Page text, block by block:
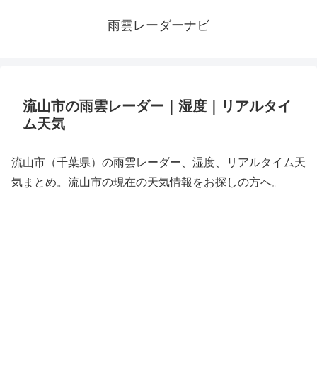
雨雲レーダーナビ
流山市の雨雲レーダー｜湿度｜リアルタイ
ム天気
流山市（千葉県）の雨雲レーダー、湿度、リアルタイム天
気まとめ。流山市の現在の天気情報をお探しの方へ。